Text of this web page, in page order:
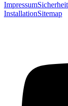
Impressum
InstallationSitemap